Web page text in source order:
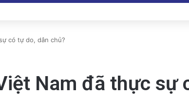
có tự do, dân chủ?
Nam đã thực sự